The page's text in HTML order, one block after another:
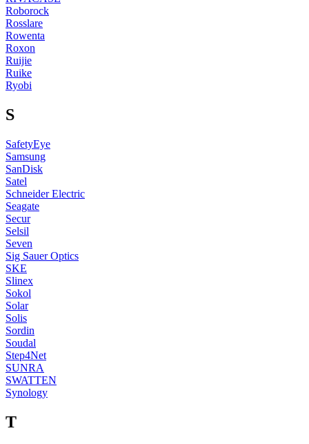
Roborock
Rosslare
Rowenta
Roxon
Ruijie
Ruike
Ryobi
S
SafetyEye
Samsung
SanDisk
Satel
Schneider Electric
Seagate
Secur
Selsil
Seven
Sig Sauer Optics
SKE
Slinex
Sokol
Solar
Solis
Sordin
Soudal
Step4Net
SUNRA
SWATTEN
Synology
T